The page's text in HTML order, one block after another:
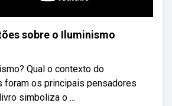
sobre o Iluminismo
Qual o contexto do
foram os principais pensadores
simboliza o ...